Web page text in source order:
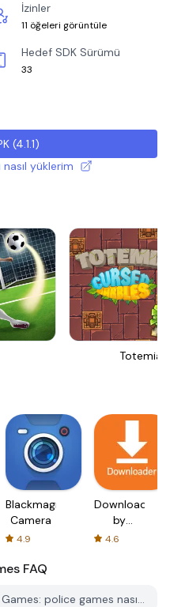
İzinler
11 öğeleri görüntüle
Hedef SDK Sürümü
33
(4.1.1)
nasıl yüklerim
Totemia
Blackmagic
Camera
4.9
Downloader
by
AFTVnews
4.6
FAQ
PGYER APK HUB'dan Police Car Games: police games nasıl indirilir?